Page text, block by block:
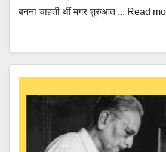
बनना चाहती थीं मगर शुरुआत ... Read